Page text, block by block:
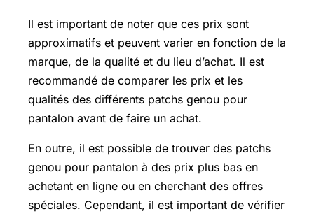
Il est important de noter que ces prix sont
approximatifs et peuvent varier en fonction de la
marque, de la qualité et du lieu d’achat. Il est
recommandé de comparer les prix et les
qualités des différents patchs genou pour
pantalon avant de faire un achat.
En outre, il est possible de trouver des patchs
genou pour pantalon à des prix plus bas en
achetant en ligne ou en cherchant des offres
spéciales. Cependant, il est important de vérifier